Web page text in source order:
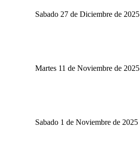
Sabado 27 de Diciembre de 2025
Martes 11 de Noviembre de 2025
Sabado 1 de Noviembre de 2025